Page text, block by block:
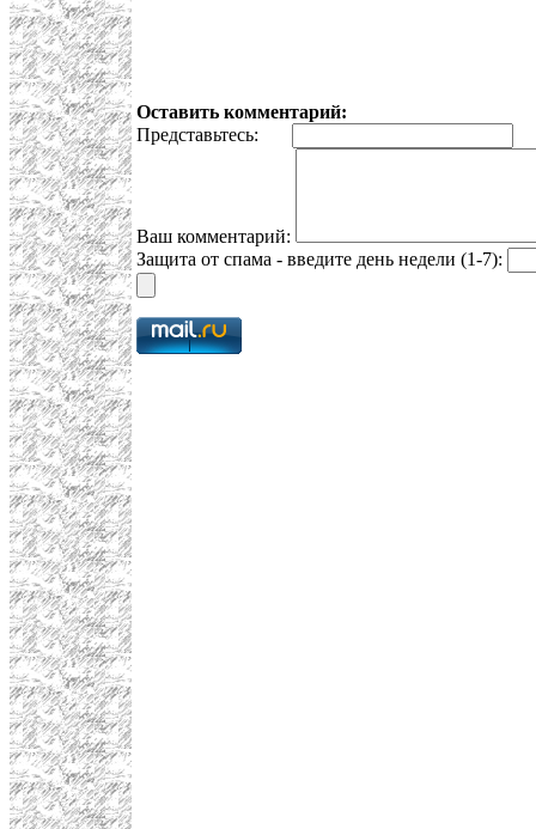
Оставить комментарий:
Представьтесь:
Ваш комментарий:
Защита от спама - введите день недели (1-7):